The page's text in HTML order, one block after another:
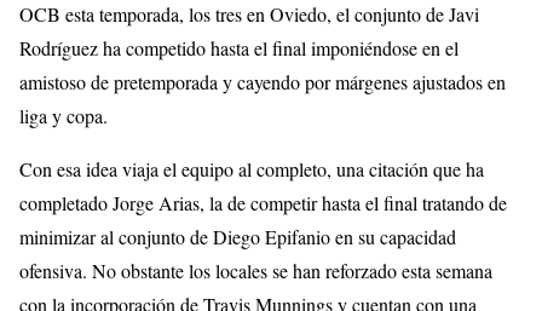
OCB esta temporada, los tres en Oviedo, el conjunto de Javi
Rodríguez ha competido hasta el final imponiéndose en el
amistoso de pretemporada y cayendo por márgenes ajustados en
liga y copa.
Con esa idea viaja el equipo al completo, una citación que ha
completado Jorge Arias, la de competir hasta el final tratando de
minimizar al conjunto de Diego Epifanio en su capacidad
ofensiva. No obstante los locales se han reforzado esta semana
con la incorporación de Travis Munnings y cuentan con una